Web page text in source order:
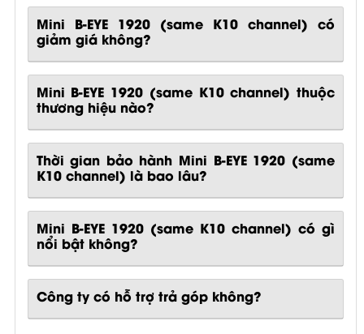
Mini B-EYE 1920 (same K10 channel) có
giảm giá không?
Mini B-EYE 1920 (same K10 channel) thuộc
thương hiệu nào?
Thời gian bảo hành Mini B-EYE 1920 (same
K10 channel) là bao lâu?
Mini B-EYE 1920 (same K10 channel) có gì
nổi bật không?
Công ty có hỗ trợ trả góp không?